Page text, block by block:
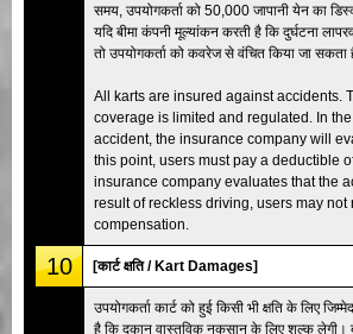
समय, उपयोगकर्ता को 50,000 जापानी येन का
यदि बीमा कंपनी मूल्यांकन करती है कि दुर्घटना
तो उपयोगकर्ता को कवरेज से वंचित किया जा सकता
All karts are insured against accidents.
coverage is limited and regulated. In
accident, the insurance company will
this point, users must pay a deductible
insurance company evaluates that the
result of reckless driving, users may not
compensation.
10 [कार्ट क्षति / Kart Damages]
उपयोगकर्ता कार्ट को हुई किसी भी क्षति के लिए
है कि दुकान वास्तविक नुकसान के लिए शुल्क लेगी।